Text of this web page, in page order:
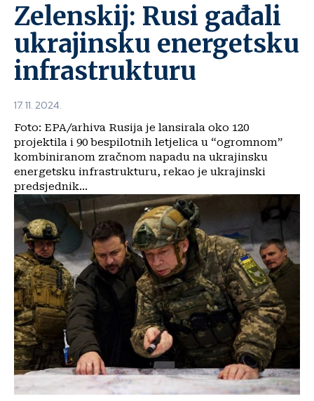
Zelenskij: Rusi gađali
ukrajinsku energetsku
infrastrukturu
17. 11. 2024.
Foto: EPA/arhiva Rusija je lansirala oko 120
projektila i 90 bespilotnih letjelica u “ogromnom”
kombiniranom zračnom napadu na ukrajinsku
energetsku infrastrukturu, rekao je ukrajinski
predsjednik...